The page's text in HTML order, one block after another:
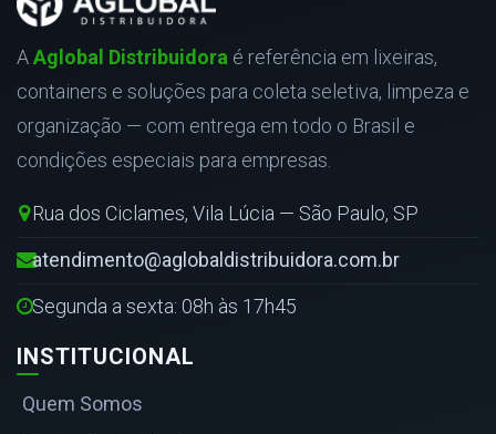
AAglobal Distribuidora é referência em lixeiras,
containers e soluções para coleta seletiva, limpeza e
organização — com entrega em todo o Brasil e
condições especiais para empresas.
Rua dos Ciclames, Vila Lúcia — São Paulo, SP
atendimento@aglobaldistribuidora.com.br
Segunda a sexta: 08h às 17h45
INSTITUCIONAL
Quem Somos